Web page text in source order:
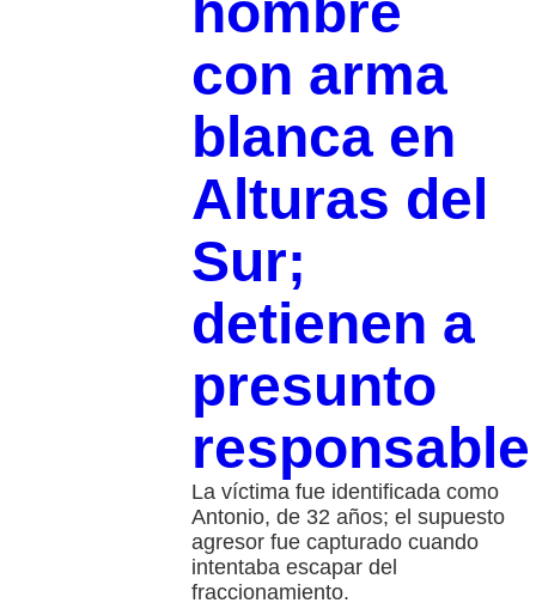
hombre
con arma
blanca en
Alturas del
Sur;
detienen a
presunto
responsable
La víctima fue identificada como
Antonio, de 32 años; el supuesto
agresor fue capturado cuando
intentaba escapar del
fraccionamiento.